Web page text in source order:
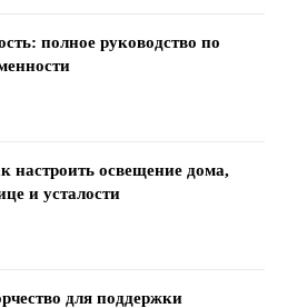
полное руководство по
настроить освещение дома,
и усталости
для поддержки